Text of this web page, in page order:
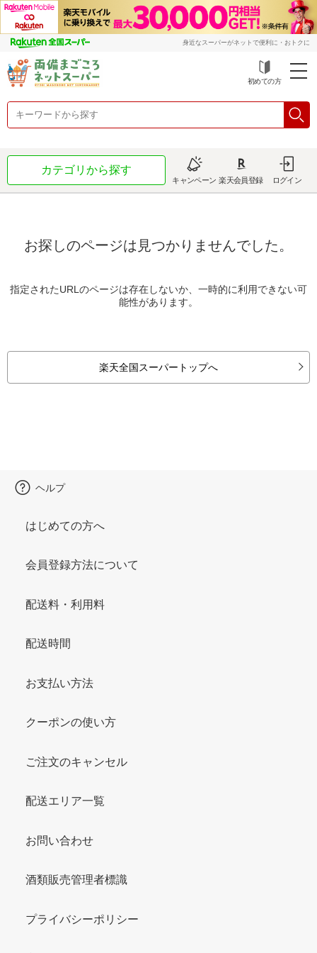
身近なスーパーがネットで便利に・おトクに
初めての方
カテゴリから探す
キャンペーン 楽天会員登録 ログイン
お探しのページは見つかりませんでした。
指定されたURLのページは存在しないか、一時的に利用できない可
能性があります。
楽天全国スーパートップへ
ヘルプ
はじめての方へ
会員登録方法について
配送料・利用料
配送時間
お支払い方法
クーポンの使い方
ご注文のキャンセル
配送エリア一覧
お問い合わせ
酒類販売管理者標識
プライバシーポリシー